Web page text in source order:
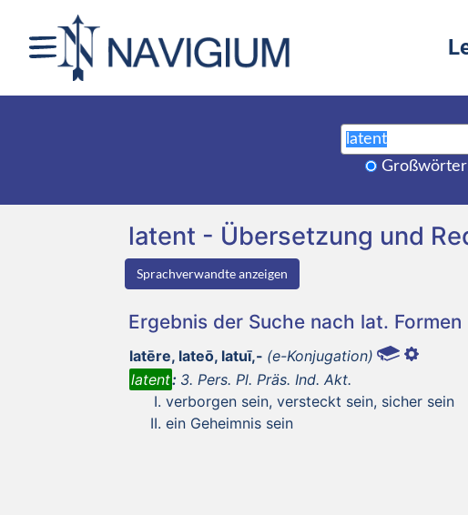
latent - Übersetzung und
Sprachverwandte anzeigen
Ergebnis der Suche nach lat. Formen
latēre, lateō, latuī,- (e-Konjugation)
latent: 3. Pers. Pl. Präs. Ind. Akt.
verborgen sein, versteckt sein, sicher sein
ein Geheimnis sein